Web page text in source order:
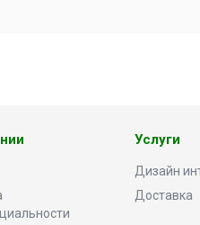
Услуги
Дизайн
Доставка